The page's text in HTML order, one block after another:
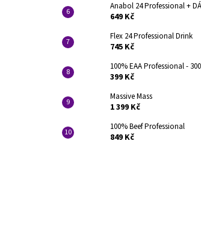
Anabol 24 Professional +
649 Kč
Flex 24 Professional Drink
745 Kč
100% EAA Professional -
399 Kč
Massive Mass
1 399 Kč
100% Beef Professional
849 Kč